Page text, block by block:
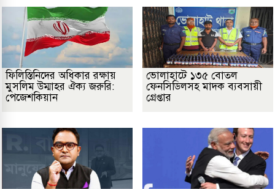
ফিলিস্তিনিদের অধিকার রক্ষায়
মুসলিম উম্মাহর ঐক্য জরুরি:
পেজেশকিয়ান
ভোলাহাটে ১৩৫ বোতল
ফেনসিডিলসহ মাদক ব্যবসায়ী
গ্রেপ্তার